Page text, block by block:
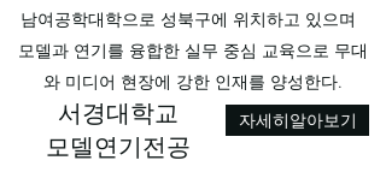
남여공학대학으로 성북구에 위치하고 있으며
모델과 연기를 융합한 실무 중심 교육으로 무대
와 미디어 현장에 강한 인재를 양성한다.
자세히알아보기
서경대학교
모델연기전공